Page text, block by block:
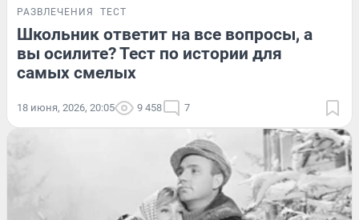
РАЗВЛЕЧЕНИЯ ТЕСТ
Школьник ответит на все вопросы, а
вы осилите? Тест по истории для
самых смелых
18 июня, 2026, 20:05 9 458 7